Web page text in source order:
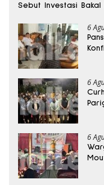
Sebut Investasi Bakal
6
6
6